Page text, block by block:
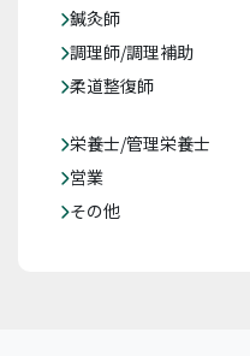
鍼灸師
調理師/調理補助
柔道整復師
栄養士/管理栄養士
営業
その他